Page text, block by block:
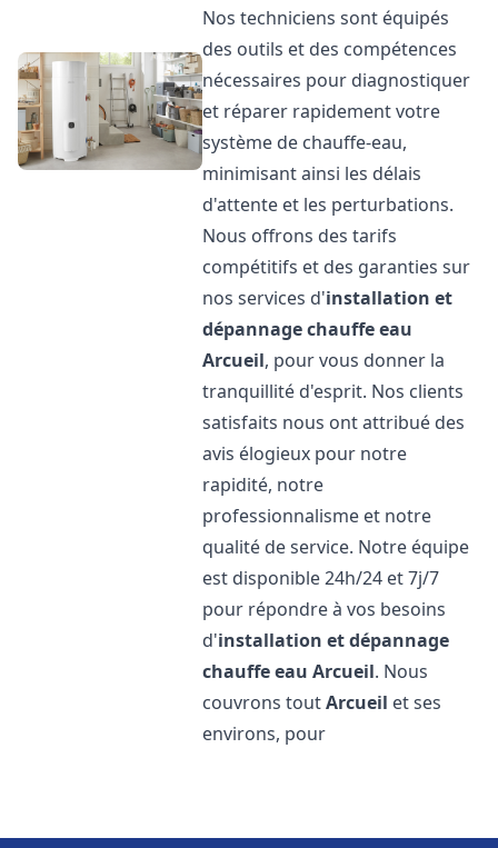
Nos techniciens sont équipés
des outils et des compétences
nécessaires pour diagnostiquer
et réparer rapidement votre
système de chauffe-eau,
minimisant ainsi les délais
d'attente et les perturbations.
Nous offrons des tarifs
compétitifs et des garanties sur
nos services d'installation et
dépannage chauffe eau
Arcueil, pour vous donner la
tranquillité d'esprit. Nos clients
satisfaits nous ont attribué des
avis élogieux pour notre
rapidité, notre
professionnalisme et notre
qualité de service. Notre équipe
est disponible 24h/24 et 7j/7
pour répondre à vos besoins
d'installation et dépannage
chauffe eau Arcueil. Nous
couvrons toutArcueil et ses
environs, pour